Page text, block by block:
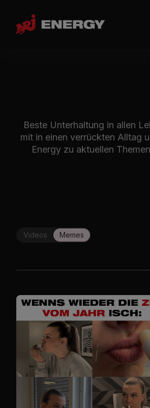
Beste Unterhaltung in allen
mit in einen verrückten Alltag
Energy zu aktuellen
Videos Memes